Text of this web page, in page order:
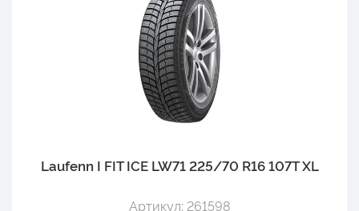
Laufenn I FIT ICE LW71 225/70 R16 107T XL
Артикул: 261598